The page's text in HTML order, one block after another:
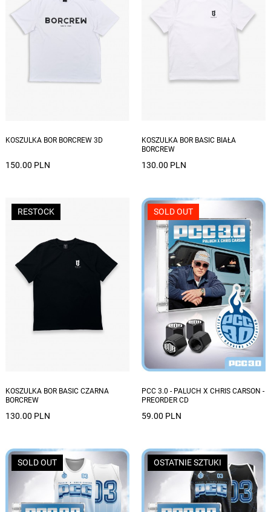
KOSZULKA BOR BORCREW 3D
150.00 PLN
KOSZULKA BOR BASIC BIAŁA
BORCREW
130.00 PLN
RESTOCK
KOSZULKA BOR BASIC CZARNA
BORCREW
130.00 PLN
SOLD OUT
PCC 3.0 - PALUCH X CHRIS CARSON -
PREORDER CD
59.00 PLN
SOLD OUT OSTATNIE SZTUKI